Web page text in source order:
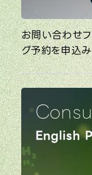
お問い合わせフ
グ予約を申込
English